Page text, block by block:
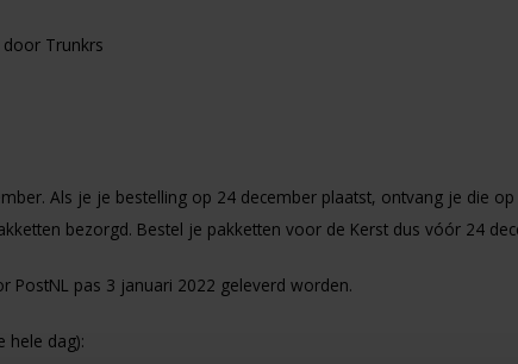
Trunkrs
Als je je bestelling op 24 december plaatst, ontvang je die
bezorgd. Bestel je pakketten voor de Kerst dus vóór 24
PostNL pas 3 januari 2022 geleverd worden.
hele dag):